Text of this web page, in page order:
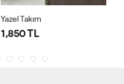
Yazel Takım
1,850 TL